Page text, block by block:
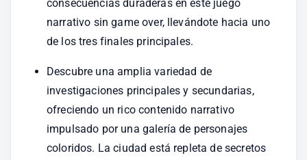
consecuencias duraderas en este juego
narrativo sin game over, llevándote hacia uno
de los tres finales principales.
Descubre una amplia variedad de
investigaciones principales y secundarias,
ofreciendo un rico contenido narrativo
impulsado por una galería de personajes
coloridos. La ciudad está repleta de secretos